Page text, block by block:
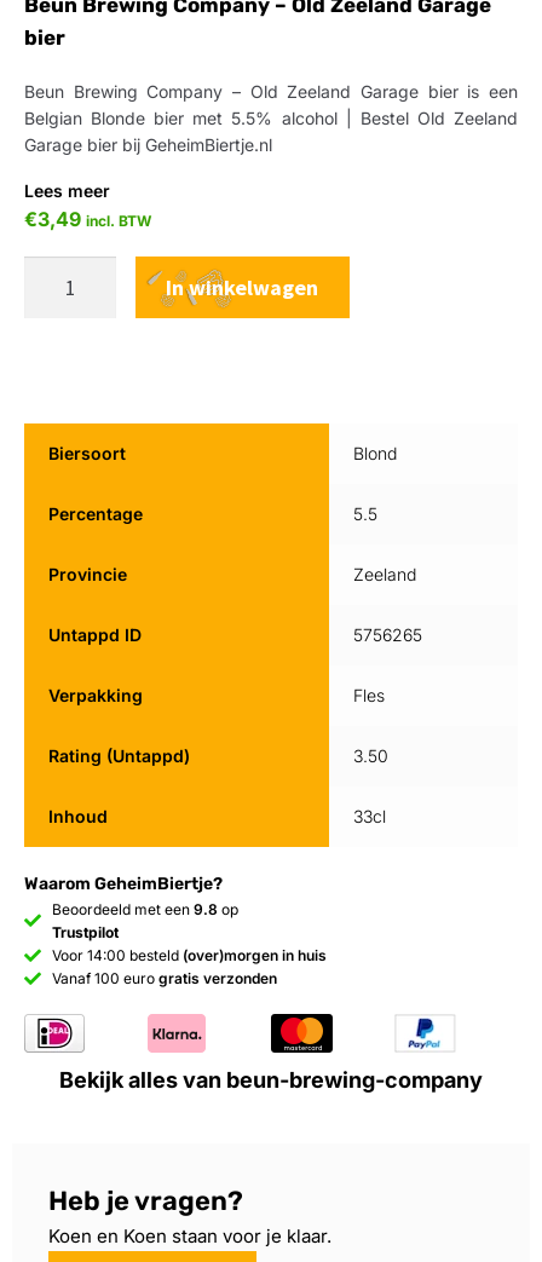
Beun Brewing Company – Old Zeeland Garage
bier
Beun Brewing Company – Old Zeeland Garage bier is een
Belgian Blonde bier met 5.5% alcohol | Bestel Old Zeeland
Garage bier bij GeheimBiertje.nl
Lees meer
€3,49 incl. BTW
In winkelwagen
Waarom GeheimBiertje?
Beoordeeld met een 9.8 op
Trustpilot
Voor 14:00 besteld (over)morgen in huis
Vanaf 100 euro gratis verzonden
Biersoort Blond
Percentage 5.5
Provincie Zeeland
Untappd ID 5756265
Verpakking Fles
Rating (Untappd) 3.50
Inhoud 33cl
Bekijk alles van beun-brewing-company
Heb je vragen?
Koen en Koen staan voor je klaar.